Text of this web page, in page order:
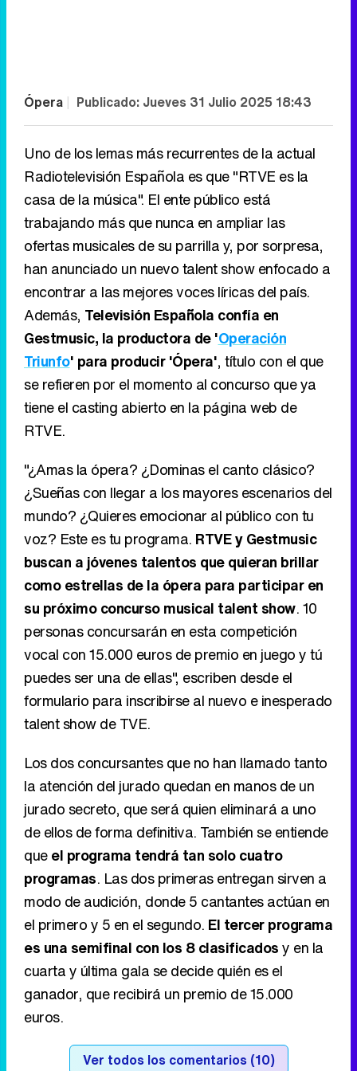
Ópera|Publicado:Jueves 31 Julio 2025 18:43
Uno de los lemas más recurrentes de la actual
Radiotelevisión Española es que "RTVE es la
casa de la música". El ente público está
trabajando más que nunca en ampliar las
ofertas musicales de su parrilla y, por sorpresa,
han anunciado un nuevo talent show enfocado a
encontrar a las mejores voces líricas del país.
Además,Televisión Española confía en
Gestmusic, la productora de 'Operación
Triunfo' para producir 'Ópera', título con el que
se refieren por el momento al concurso que ya
tiene el casting abierto en la página web de
RTVE.
"¿Amas la ópera? ¿Dominas el canto clásico?
¿Sueñas con llegar a los mayores escenarios del
mundo? ¿Quieres emocionar al público con tu
voz? Este es tu programa.RTVE y Gestmusic
buscan a jóvenes talentos que quieran brillar
como estrellas de la ópera para participar en
su próximo concurso musical talent show. 10
personas concursarán en esta competición
vocal con 15.000 euros de premio en juego y tú
puedes ser una de ellas", escriben desde el
formulario para inscribirse al nuevo e inesperado
talent show de TVE.
Los dos concursantes que no han llamado tanto
la atención del jurado quedan en manos de un
jurado secreto, que será quien eliminará a uno
de ellos de forma definitiva. También se entiende
queel programa tendrá tan solo cuatro
programas. Las dos primeras entregan sirven a